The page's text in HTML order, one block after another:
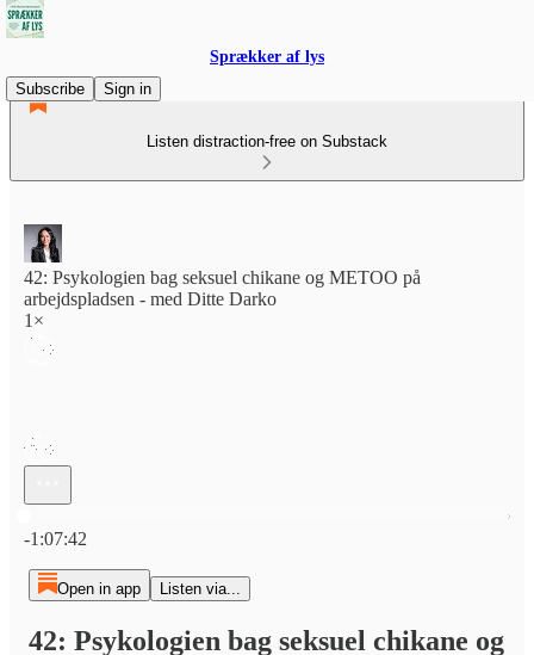
Sprækker af lys
Subscribe
Sign in
Listen distraction-free on Substack
42: Psykologien bag seksuel chikane og METOO på
arbejdspladsen - med Ditte Darko
1×
-1:07:42
Open in app Listen via...
42: Psykologien bag seksuel chikane og